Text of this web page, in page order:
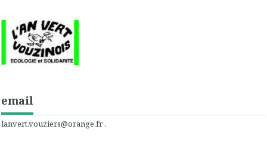
email
lanvert.vouziers@orange.fr .